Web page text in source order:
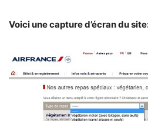
Voici une capture d’écran du